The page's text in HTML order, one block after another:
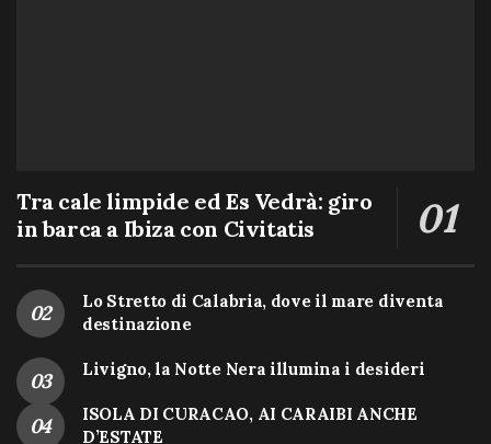
Tra cale limpide ed Es Vedrà: giro
in barca a Ibiza con Civitatis
Lo Stretto di Calabria, dove il mare diventa
destinazione
Livigno, la Notte Nera illumina i desideri
ISOLA DI CURACAO, AI CARAIBI ANCHE
D’ESTATE